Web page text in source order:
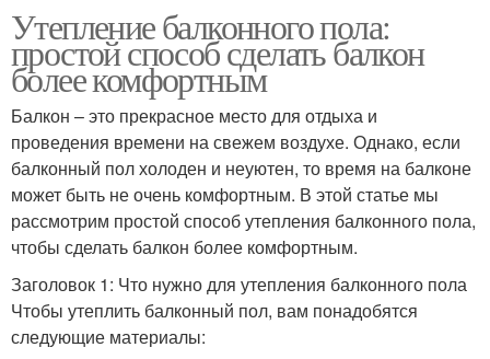
Утепление балконного пола:
простой способ сделать балкон
более комфортным
Балкон – это прекрасное место для отдыха и
проведения времени на свежем воздухе. Однако, если
балконный пол холоден и неуютен, то время на балконе
может быть не очень комфортным. В этой статье мы
рассмотрим простой способ утепления балконного пола,
чтобы сделать балкон более комфортным.
Заголовок 1: Что нужно для утепления балконного пола
Чтобы утеплить балконный пол, вам понадобятся
следующие материалы: